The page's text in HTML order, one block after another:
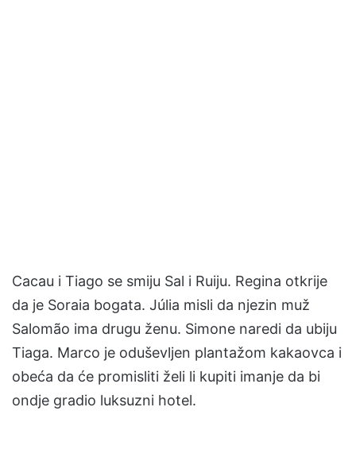
Cacau i Tiago se smiju Sal i Ruiju. Regina otkrije
da je Soraia bogata. Júlia misli da njezin muž
Salomão ima drugu ženu. Simone naredi da ubiju
Tiaga. Marco je oduševljen plantažom kakaovca i
obeća da će promisliti želi li kupiti imanje da bi
ondje gradio luksuzni hotel.